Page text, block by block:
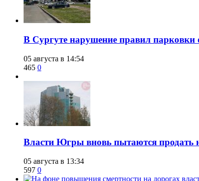
В Сургуте нарушение правил
05 августа в 14:54
465 0
Власти Югры вновь пытаются продать
05 августа в 13:34
597 0